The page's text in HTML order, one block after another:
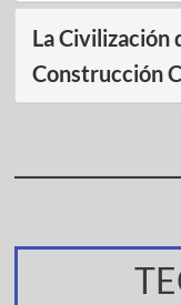
La Civilización
Construcción